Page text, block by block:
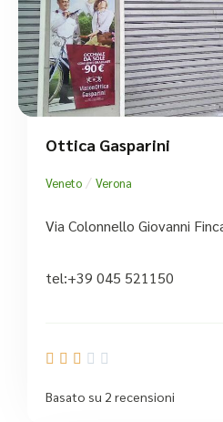
Ottica Gasparini
Veneto / Verona
Via Colonnello Giovanni
tel:+39 045 521150
    
Basato su 2 recensioni